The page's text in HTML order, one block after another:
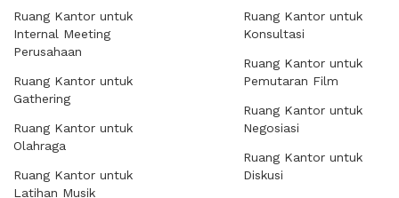
Ruang Kantor untuk
Internal Meeting
Perusahaan
Ruang Kantor untuk
Gathering
Ruang Kantor untuk
Olahraga
Ruang Kantor untuk
Latihan Musik
Ruang Kantor untuk
Konsultasi
Ruang Kantor untuk
Pemutaran Film
Ruang Kantor untuk
Negosiasi
Ruang Kantor untuk
Diskusi